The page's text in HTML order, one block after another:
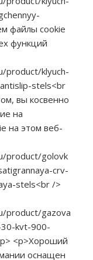
файлы cookie
функций
product/klyuch-
stels<br
вы косвенно
на
на этом веб-
product/golovk
crv-
stels<br/>
product/gazova
kvt-900-
<p>Хороший
оснащен